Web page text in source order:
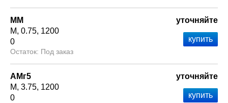
ММ
М 0.75 1200
0
Под заказ
уточняйте
АМг5
М 3.75 1200
0
уточняйте